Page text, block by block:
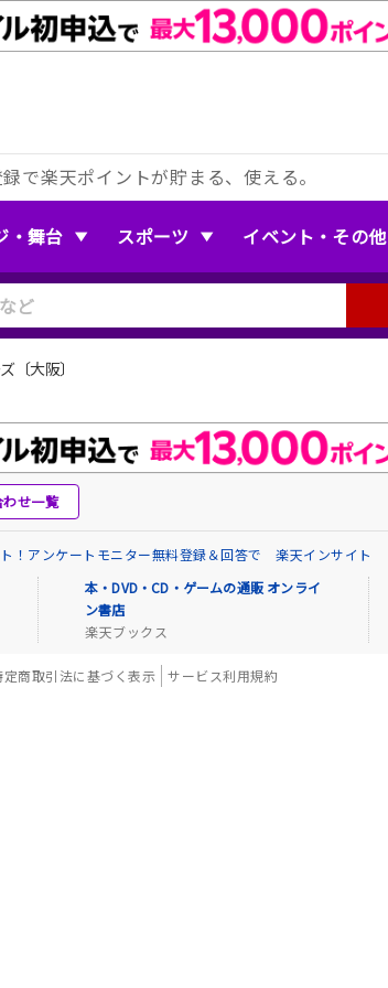
で楽天ポイントが貯まる、使える。
・舞台 スポーツ イベント・その他
〔大阪〕
せ一覧
！アンケートモニター無料登録＆回答で 楽天インサイト
本・DVD・CD・ゲームの通販 オンライ
ン書店
楽天ブックス
定商取引法に基づく表示
サービス利用規約